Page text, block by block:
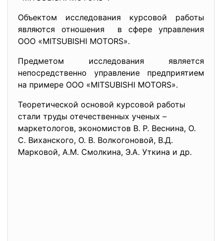
Объектом исследования курсовой работы
являются отношения в сфере управления
ООО «MITSUBISHI MОTОRS».
Предметом исследования является
непосредственно управление предприятием
на примере ООО «MITSUBISHI MОTОRS».
Теоретической основой курсовой работы
стали труды отечественных ученых –
маркетологов, экономистов В. Р. Веснина, О.
С. Виханского, О. В. Волкогоновой, В.Д.
Марковой, А.М. Смолкина, Э.А. Уткина и др.